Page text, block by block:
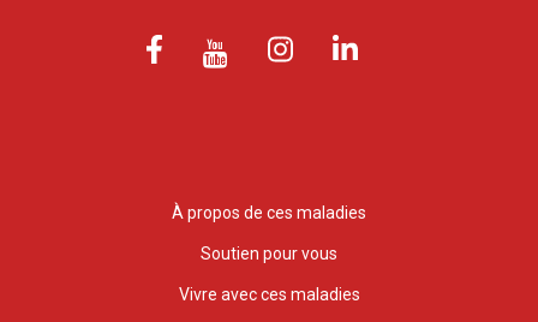
À propos de ces maladies
Soutien pour vous
Vivre avec ces maladies